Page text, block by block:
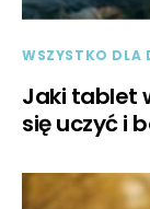
WSZYSTKO DLA
Jaki tablet
się uczyć i